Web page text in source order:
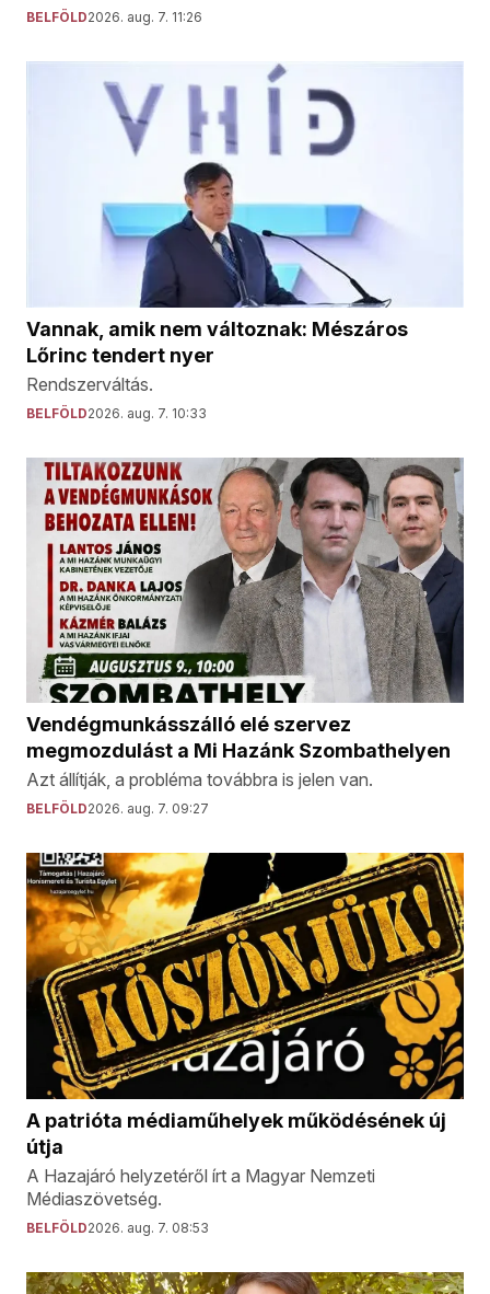
BELFÖLD2026. aug. 7. 11:26
Vannak, amik nem változnak: Mészáros
Lőrinc tendert nyer
Rendszerváltás.
BELFÖLD2026. aug. 7. 10:33
Vendégmunkásszálló elé szervez
megmozdulást a Mi Hazánk Szombathelyen
Azt állítják, a probléma továbbra is jelen van.
BELFÖLD2026. aug. 7. 09:27
A patrióta médiaműhelyek működésének új
útja
A Hazajáró helyzetéről írt a Magyar Nemzeti
Médiaszövetség.
BELFÖLD2026. aug. 7. 08:53